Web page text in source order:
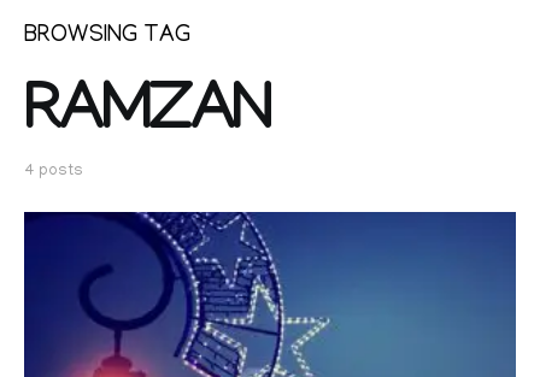
BROWSING TAG
RAMZAN
4 posts